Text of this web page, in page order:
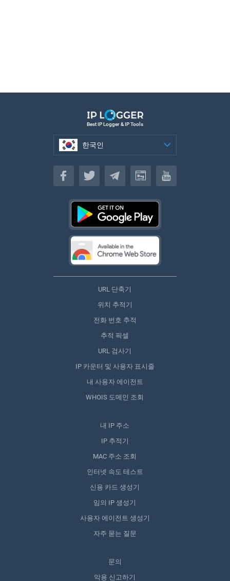
Best IP Logger & IP Tools
한국인
한국인
URL 단축기
위치 추적기
전화 번호 추적
추적 픽셀
URL 검사기
IP 카운터 및 사용자 표시줄
내 사용자 에이전트
WHOIS 도메인 조회
내 IP 주소
IP 추적기
MAC 주소 조회
인터넷 속도 테스트
신용 카드 생성기
임의 IP 생성기
사용자 에이전트 생성기
자주 묻는 질문
문의
악용 신고하기